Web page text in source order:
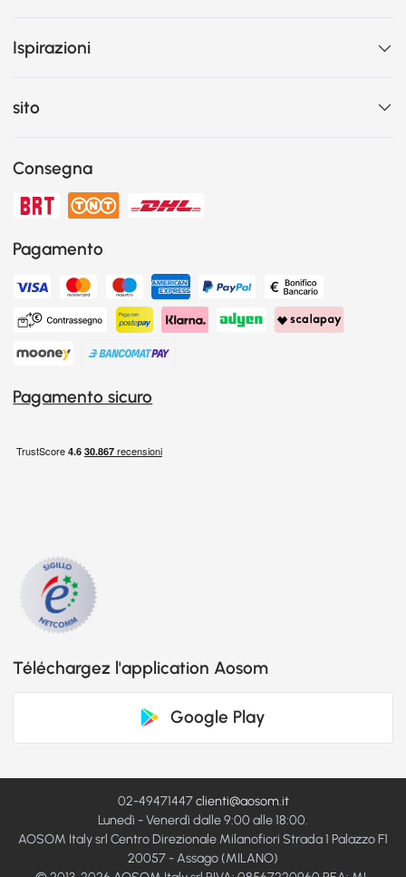
Ispirazioni
sito
Consegna
Pagamento
Pagamento sicuro
Téléchargez l'application Aosom
Google Play
02-49471447clienti@aosom.it
Lunedì - Venerdì dalle 9:00 alle 18:00.
AOSOM Italy srl Centro Direzionale Milanofiori Strada 1 Palazzo F1
20057 - Assago (MILANO)